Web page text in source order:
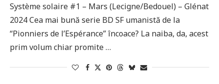
Système solaire #1 – Mars (Lecigne/Bedouel) – Glénat
2024 Cea mai bună serie BD SF umanistă de la
“Pionniers de l’Espérance” încoace? La naiba, da, acest
prim volum chiar promite …